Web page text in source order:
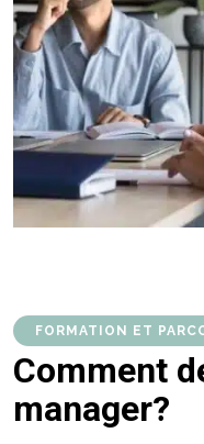
FORMATION ET
Comment
manager?